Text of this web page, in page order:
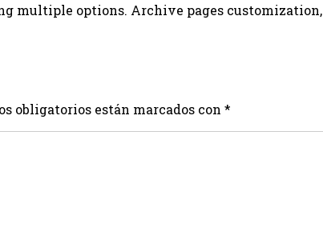
multiple options. Archive pages customization,
obligatorios están marcados con *